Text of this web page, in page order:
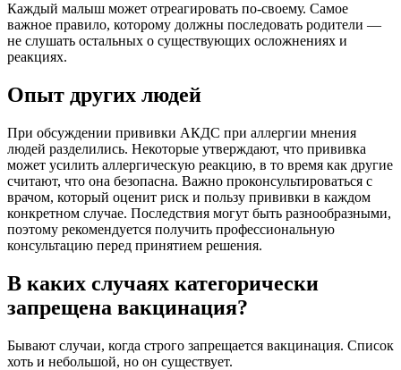
Каждый малыш может отреагировать по-своему. Самое
важное правило, которому должны последовать родители —
не слушать остальных о существующих осложнениях и
реакциях.
Опыт других людей
При обсуждении прививки АКДС при аллергии мнения
людей разделились. Некоторые утверждают, что прививка
может усилить аллергическую реакцию, в то время как другие
считают, что она безопасна. Важно проконсультироваться с
врачом, который оценит риск и пользу прививки в каждом
конкретном случае. Последствия могут быть разнообразными,
поэтому рекомендуется получить профессиональную
консультацию перед принятием решения.
В каких случаях категорически
запрещена вакцинация?
Бывают случаи, когда строго запрещается вакцинация. Список
хоть и небольшой, но он существует.